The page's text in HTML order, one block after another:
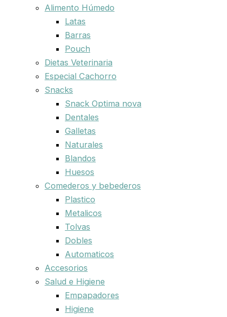
Alimento Húmedo
Latas
Barras
Pouch
Dietas Veterinaria
Especial Cachorro
Snacks
Snack Optima nova
Dentales
Galletas
Naturales
Blandos
Huesos
Comederos y bebederos
Plastico
Metalicos
Tolvas
Dobles
Automaticos
Accesorios
Salud e Higiene
Empapadores
Higiene